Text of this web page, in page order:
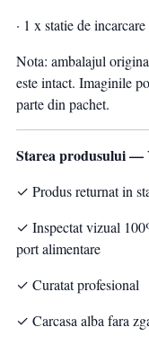
· 1 x statie de
Nota: ambalajul
este intact. Imaginile
parte din pachet.
Starea produsului —
✓ Produs returnat in
✓ Inspectat vizual
port alimentare
✓ Curatat profesional
✓ Carcasa alba fara